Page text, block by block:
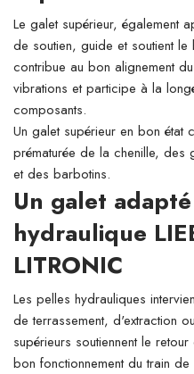
Le galet supérieur, également
de soutien, guide et soutient
contribue au bon alignement
vibrations et participe à la
composants.
Un galet supérieur en bon état
prématurée de la chenille, des
et des barbotins.
Un galet
hydraulique
LITRONIC
Les pelles hydrauliques
de terrassement, d'extraction
supérieurs soutiennent le
bon fonctionnement du train